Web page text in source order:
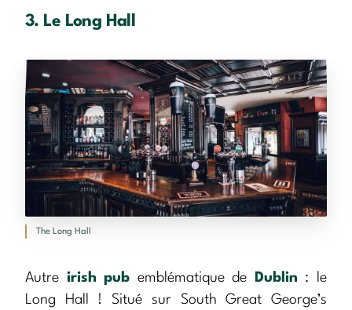
3. Le Long Hall
The Long Hall
Autre irish pub emblématique de Dublin : le
Long Hall ! Situé sur South Great George’s